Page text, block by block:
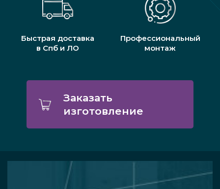
Быстрая доставка
в Спб и ЛО
Профессиональный
монтаж
Заказать
изготовление